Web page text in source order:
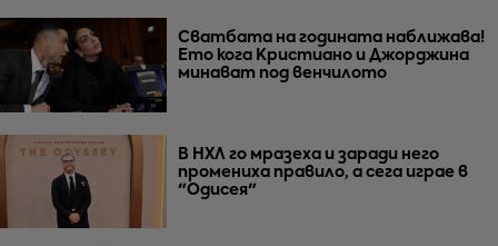
Сватбата на годината наближава!
Ето кога Кристиано и Джорджина
минават под венчилото
В НХЛ го мразеха и заради него
промениха правило, а сега играе в
"Одисея"